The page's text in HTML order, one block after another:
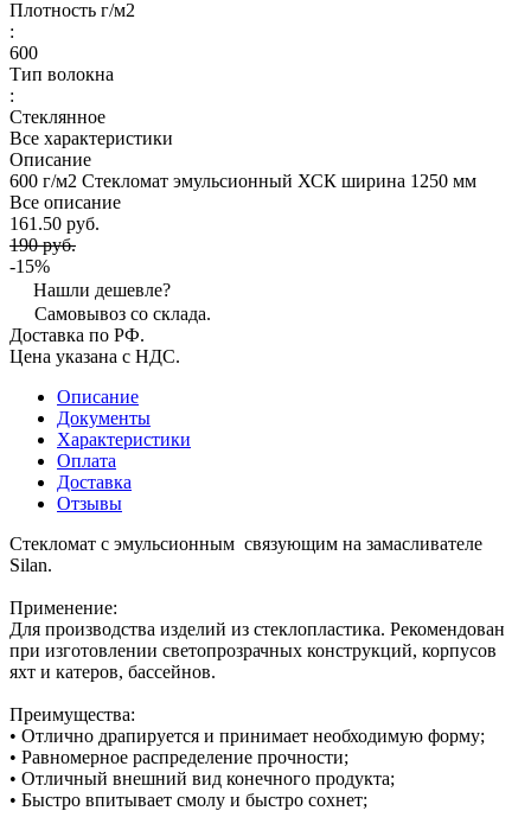
Плотность г/м2
:
600
Тип волокна
:
Стеклянное
Все характеристики
Описание
600 г/м2 Стекломат эмульсионный ХСК ширина 1250 мм
Все описание
161.50 руб.
190 руб.
-15%
Нашли дешевле?
Самовывоз со склада.
Доставка по РФ.
Цена указана с НДС.
Описание
Документы
Характеристики
Оплата
Доставка
Отзывы
Стекломат с эмульсионным связующим на замасливателе
Silan.
Применение:
Для производства изделий из стеклопластика. Рекомендован
при изготовлении светопрозрачных конструкций, корпусов
яхт и катеров, бассейнов.
Преимущества:
• Отлично драпируется и принимает необходимую форму;
• Равномерное распределение прочности;
• Отличный внешний вид конечного продукта;
• Быстро впитывает смолу и быстро сохнет;